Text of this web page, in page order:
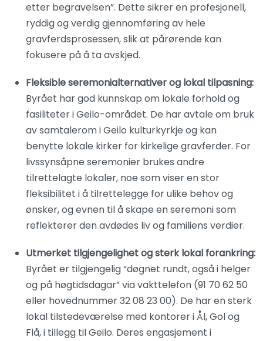
etter begravelsen”. Dette sikrer en profesjonell,
ryddig og verdig gjennomføring av hele
gravferdsprosessen, slik at pårørende kan
fokusere på å ta avskjed.
Fleksible seremonialternativer og lokal tilpasning:
Byrået har god kunnskap om lokale forhold og
fasiliteter i Geilo-området. De har avtale om bruk
av samtalerom i Geilo kulturkyrkje og kan
benytte lokale kirker for kirkelige gravferder. For
livssynsåpne seremonier brukes andre
tilrettelagte lokaler, noe som viser en stor
fleksibilitet i å tilrettelegge for ulike behov og
ønsker, og evnen til å skape en seremoni som
reflekterer den avdødes liv og familiens verdier.
Utmerket tilgjengelighet og sterk lokal forankring:
Byrået er tilgjengelig “døgnet rundt, også i helger
og på høgtidsdagar” via vakttelefon (91 70 62 50
eller hovednummer 32 08 23 00). De har en sterk
lokal tilstedeværelse med kontorer i Ål, Gol og
Flå, i tillegg til Geilo. Deres engasjement i